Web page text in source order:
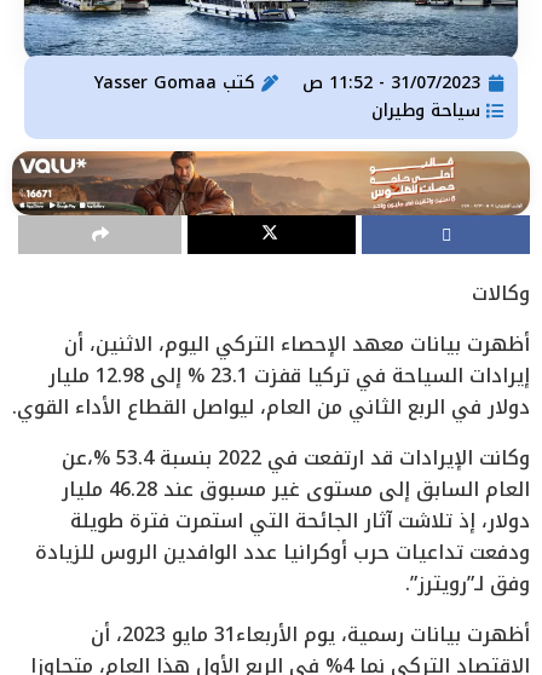
31/07/2023 - 11:52 ص كتب
سياحة وطيران
وكالات
أظهرت بيانات معهد الإحصاء التركي اليوم، الاثنين، أن
إيرادات السياحة في تركيا قفزت 23.1 % إلى 12.98 مليار
دولار في الربع الثاني من العام، ليواصل القطاع الأداء القوي.
وكانت الإيرادات قد ارتفعت في 2022 بنسبة 53.4 %،عن
العام السابق إلى مستوى غير مسبوق عند 46.28 مليار
دولار، إذ تلاشت آثار الجائحة التي استمرت فترة طويلة
ودفعت تداعيات حرب أوكرانيا عدد الوافدين الروس للزيادة
وفق لـ”رويترز”.
أظهرت بيانات رسمية، يوم الأربعاء31 مايو 2023، أن
الاقتصاد التركي نما 4% في الربع الأول هذا العام، متجاوزا